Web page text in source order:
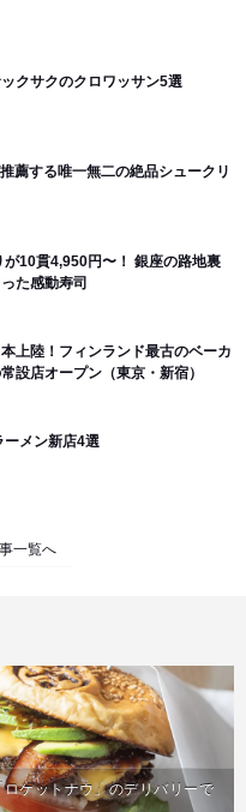
クサクのクロワッサン5選
薦する唯一無二の絶品シュークリ
が10貫4,950円〜！ 銀座の路地裏
た感動寿司
上陸！フィンランド最古のベーカ
設店オープン（東京・新宿）
ーメン新店4選
一覧へ
ケットナウ」のデリバリーで